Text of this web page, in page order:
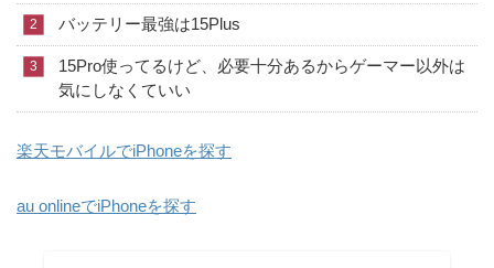
バッテリー最強は15Plus
15Pro使ってるけど、必要十分あるからゲーマー以外は
気にしなくていい
楽天モバイルでiPhoneを探す
au onlineでiPhoneを探す